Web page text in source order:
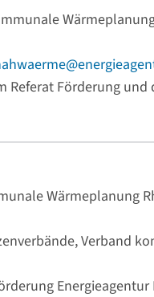
Referat Förderung und
Wärmeplanung
Verband